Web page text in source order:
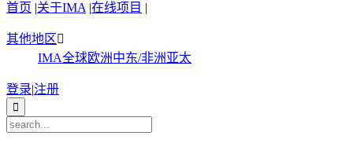
首页 |关于IMA |在线项目 |
其他地区
IMA全球欧洲中东/非洲亚太
登录|注册
